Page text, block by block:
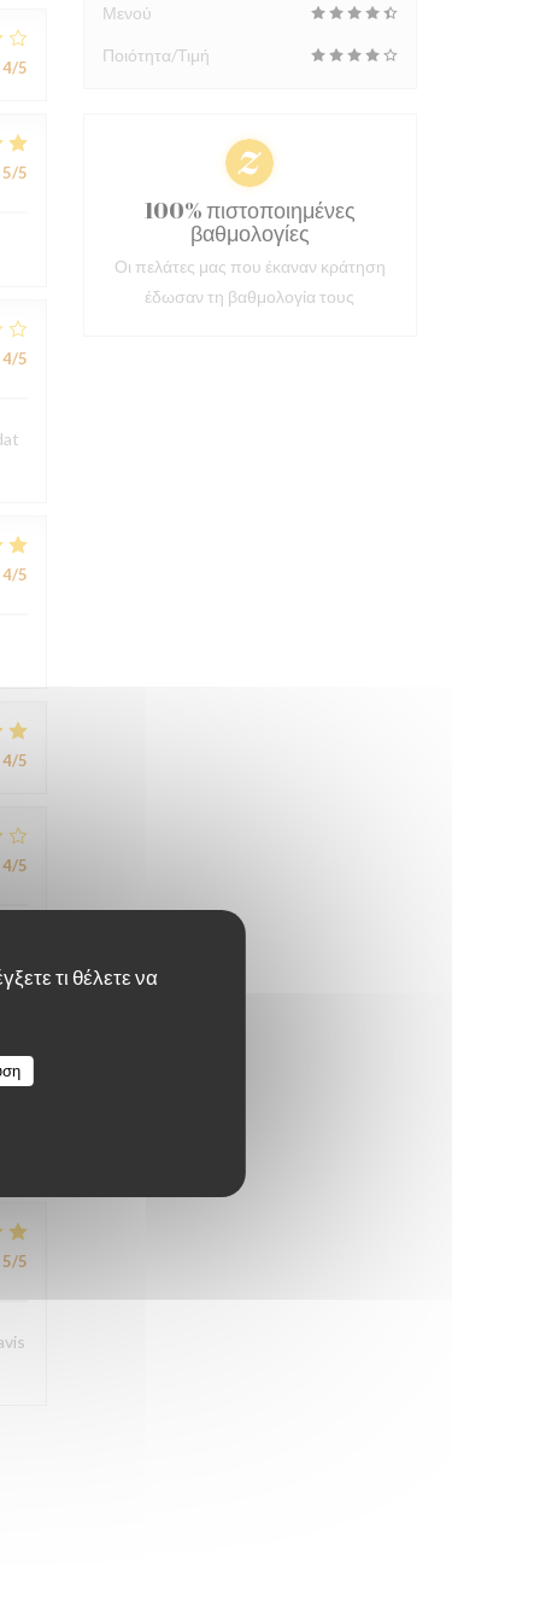
τι θέλετε να
4/5
5/5
4/5
4/5
4/5
4/5
5/5
Μενού
Ποιότητα/Τιμή
100% πιστοποιημένες
βαθμολογίες
Οι πελάτες μας που έκαναν κράτηση
έδωσαν τη βαθμολογία τους